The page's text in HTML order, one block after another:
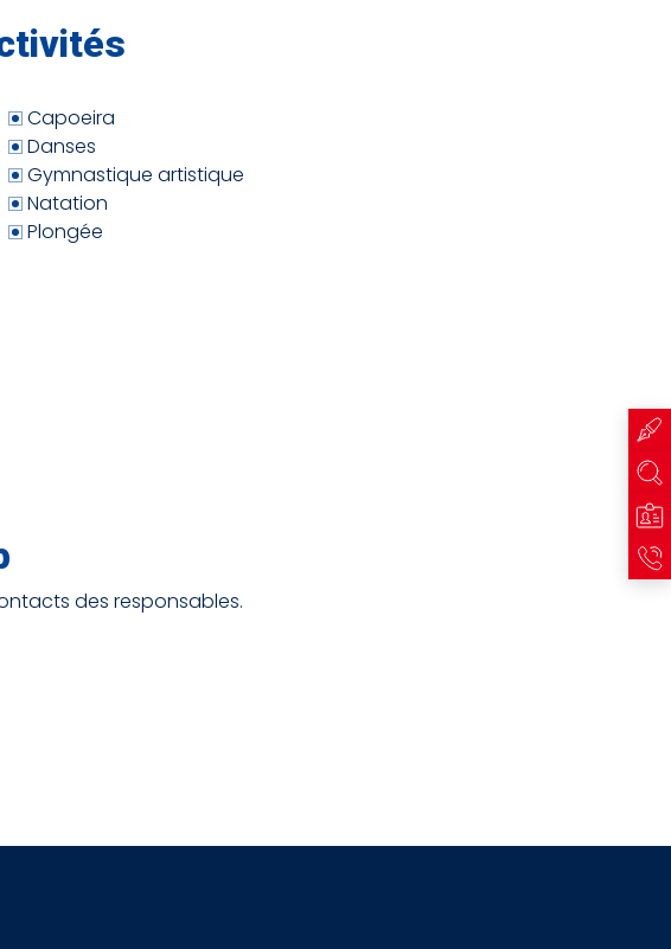
Capoeira
Danses
Gymnastique artistique
Natation
Plongée
des responsables.